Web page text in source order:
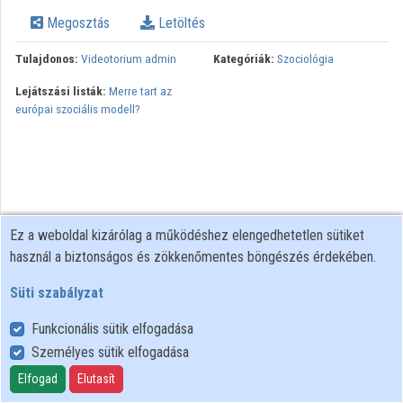
Intézmények
Közreműködők
Megosztás Letöltés
Tulajdonos: Videotorium admin Kategóriák: Szociológia
Lejátszási listák: Merre tart az
európai szociális modell?
Felhasználói szabályzat
Adatkezelési tájékoztató
Süti szabályzat
Ez a weboldal kizárólag a működéshez elengedhetetlen sütiket
használ a biztonságos és zökkenőmentes böngészés érdekében.
Süti szabályzat
Funkcionális sütik elfogadása
Személyes sütik elfogadása
Elfogad Elutasít